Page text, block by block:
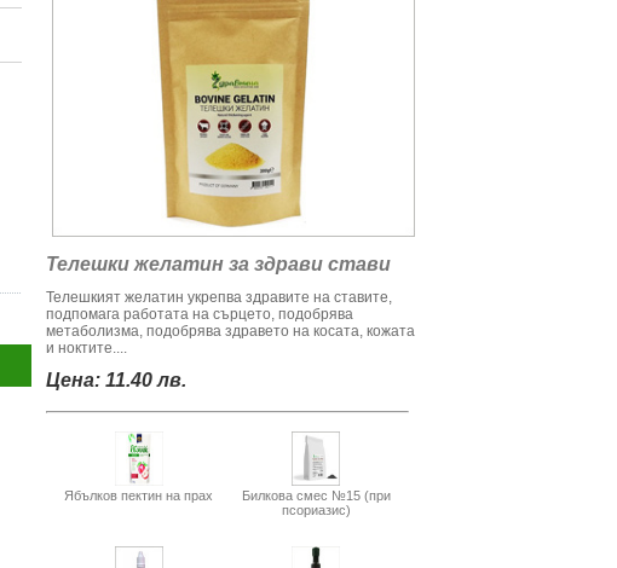
Телешки желатин за здрави стави
Телешкият желатин укрепва здравите на ставите,
подпомага работата на сърцето, подобрява
метаболизма, подобрява здравето на косата, кожата
и ноктите....
Цена: 11.40 лв.
Ябълков пектин на прах
Билкова смес №15 (при
псориазис)